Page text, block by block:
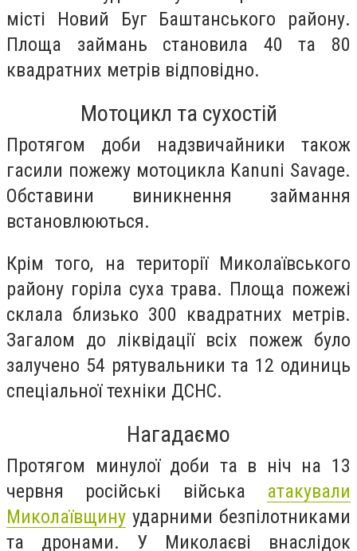
місті Новий Буг Баштанського району.
Площа займань становила 40 та 80
квадратних метрів відповідно.
Мотоцикл та сухостій
Протягом доби надзвичайники також
гасили пожежу мотоцикла Kanuni Savage.
Обставини виникнення займання
встановлюються.
Крім того, на території Миколаївського
району горіла суха трава. Площа пожежі
склала близько 300 квадратних метрів.
Загалом до ліквідації всіх пожеж було
залучено 54 рятувальники та 12 одиниць
спеціальної техніки ДСНС.
Нагадаємо
Протягом минулої доби та в ніч на 13
червня російські війська атакували
Миколаївщину ударними безпілотниками
та дронами. У Миколаєві внаслідок